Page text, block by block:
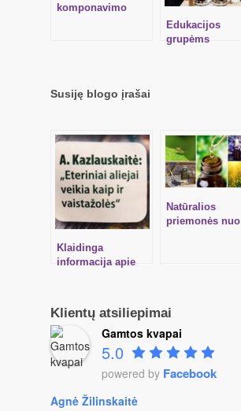
komponavimo
Edukacijos
grupėms
Susiję blogo įrašai
Klaidinga
informacija apie
Natūralios
priemonės nuo
Klientų atsiliepimai
Gamtos kvapai
5.0
powered by Facebook
Agnė Žilinskaitė